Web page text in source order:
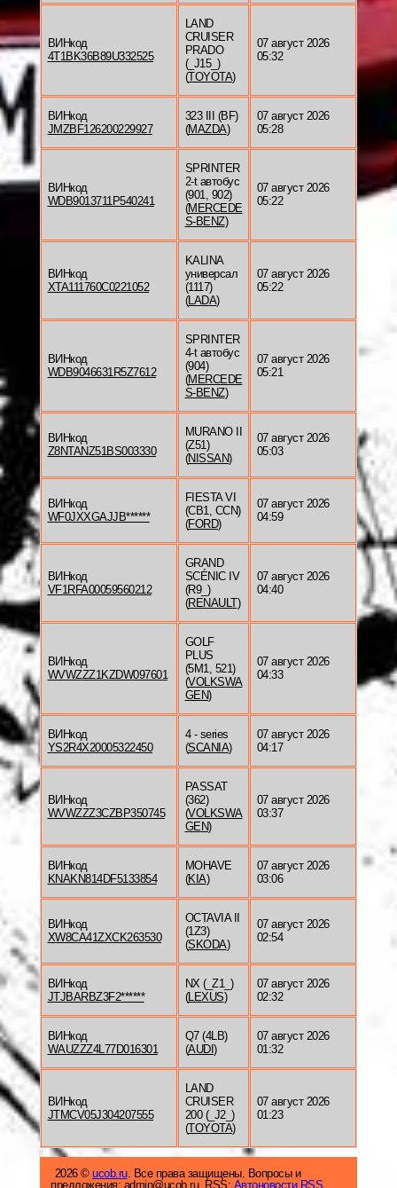
ВИНкод
4T1BK36B89U332525
LAND
CRUISER
PRADO
(_J15_)
(TOYOTA)
07 август 2026
05:32
ВИНкод
JMZBF126200229927
323 III (BF)
(MAZDA)
07 август 2026
05:28
ВИНкод
WDB9013711P540241
SPRINTER
2-t автобус
(901, 902)
(MERCEDE
S-BENZ)
07 август 2026
05:22
ВИНкод
XTA111760C0221052
KALINA
универсал
(1117)
(LADA)
07 август 2026
05:22
ВИНкод
WDB9046631R5Z7612
SPRINTER
4-t автобус
(904)
(MERCEDE
S-BENZ)
07 август 2026
05:21
ВИНкод
Z8NTANZ51BS003330
MURANO II
(Z51)
(NISSAN)
07 август 2026
05:03
ВИНкод
WF0JXXGAJJB******
FIESTA VI
(CB1, CCN)
(FORD)
07 август 2026
04:59
ВИНкод
VF1RFA00059560212
GRAND
SCÉNIC IV
(R9_)
(RENAULT)
07 август 2026
04:40
ВИНкод
WVWZZZ1KZDW097601
GOLF
PLUS
(5M1, 521)
(VOLKSWA
GEN)
07 август 2026
04:33
ВИНкод
YS2R4X20005322450
4 - series
(SCANIA)
07 август 2026
04:17
ВИНкод
WVWZZZ3CZBP350745
PASSAT
(362)
(VOLKSWA
GEN)
07 август 2026
03:37
ВИНкод
KNAKN814DF5133854
MOHAVE
(KIA)
07 август 2026
03:06
ВИНкод
XW8CA41ZXCK263530
OCTAVIA II
(1Z3)
(SKODA)
07 август 2026
02:54
ВИНкод
JTJBARBZ3F2******
NX (_Z1_)
(LEXUS)
07 август 2026
02:32
ВИНкод
WAUZZZ4L77D016301
Q7 (4LB)
(AUDI )
07 август 2026
01:32
ВИНкод
JTMCV05J304207555
LAND
CRUISER
200 (_J2_)
(TOYOTA)
07 август 2026
01:23
2026 © ucob.ru. Все права защищены. Вопросы и
предложения: admin@ucob.ru. RSS: Автоновости RSS.